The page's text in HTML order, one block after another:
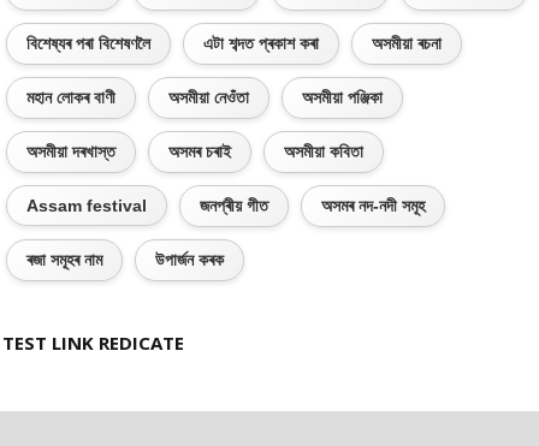
বিশেষ্যৰ পৰা বিশেষণলৈ এটা শব্দত প্ৰকাশ কৰা অসমীয়া ৰচনা
মহান লোকৰ বাণী অসমীয়া নেওঁতা অসমীয়া পঞ্জিকা
অসমীয়া দৰখাস্ত অসমৰ চৰাই অসমীয়া কবিতা
Assam festival জনপ্ৰীয় গীত অসমৰ নদ-নদী সমূহ
ৰজা সমূহৰ নাম উপাৰ্জন কৰক
TEST LINK REDICATE